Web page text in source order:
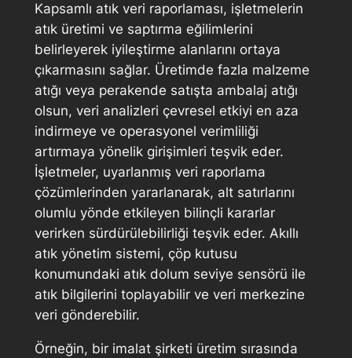
Kapsamlı atık veri raporlaması, işletmelerin
atık üretimi ve saptırma eğilimlerini
belirleyerek iyileştirme alanlarını ortaya
çıkarmasını sağlar. Üretimde fazla malzeme
atığı veya perakende satışta ambalaj atığı
olsun, veri analizleri çevresel etkiyi en aza
indirmeye ve operasyonel verimliliği
artırmaya yönelik girişimleri teşvik eder.
İşletmeler, uyarlanmış veri raporlama
çözümlerinden yararlanarak, alt satırlarını
olumlu yönde etkileyen bilinçli kararlar
verirken sürdürülebilirliği teşvik eder. Akıllı
atık yönetim sistemi, çöp kutusu
konumundaki atık dolum seviye sensörü ile
atık bilgilerini toplayabilir ve veri merkezine
veri gönderebilir.
Örneğin, bir imalat şirketi üretim sırasında